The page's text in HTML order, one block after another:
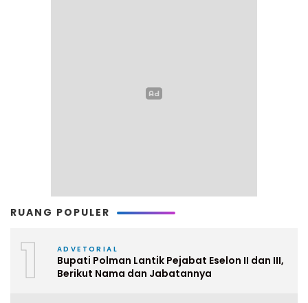
RUANG POPULER
1 ADVETORIAL
Bupati Polman Lantik Pejabat Eselon II dan III,
Berikut Nama dan Jabatannya